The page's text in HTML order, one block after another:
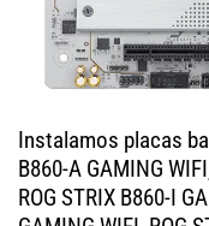
Instalamos placas
B860-A GAMING
ROG STRIX B860-I